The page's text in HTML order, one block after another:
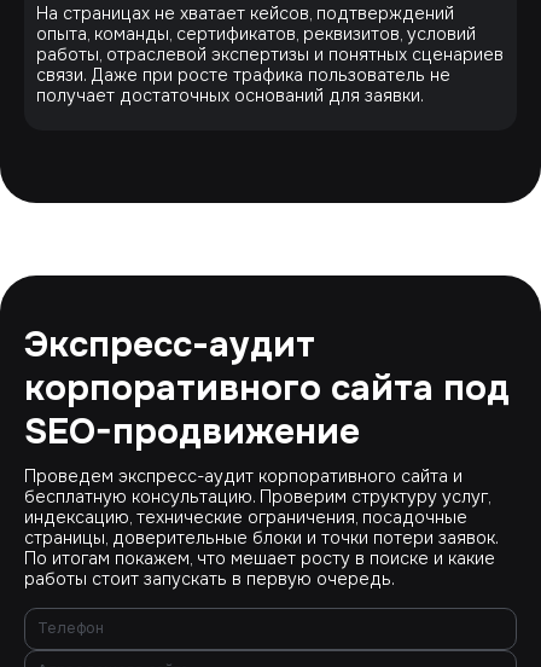
На страницах не хватает кейсов, подтверждений
опыта, команды, сертификатов, реквизитов, условий
работы, отраслевой экспертизы и понятных сценариев
связи. Даже при росте трафика пользователь не
получает достаточных оснований для заявки.
Экспресс-аудит
корпоративного сайта под
SEO-продвижение
Проведем экспресс-аудит корпоративного сайта и
бесплатную консультацию. Проверим структуру услуг,
индексацию, технические ограничения, посадочные
страницы, доверительные блоки и точки потери заявок.
По итогам покажем, что мешает росту в поиске и какие
работы стоит запускать в первую очередь.